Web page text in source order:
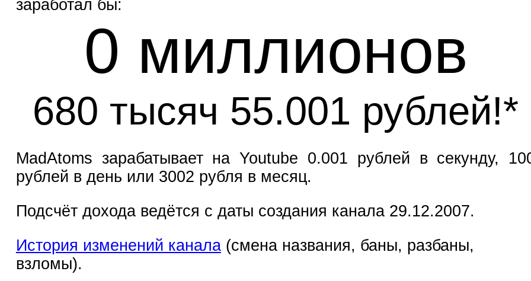
заработал бы:
0
680 тысяч 55.001 рублей!*
MadAtoms зарабатывает на Youtube 0.001 рублей в секунду,
рублей в день или 3002 рубля в месяц.
Подсчёт дохода ведётся с даты создания канала 29.12.2007.
История изменений канала(смена названия, баны, разбаны,
взломы).